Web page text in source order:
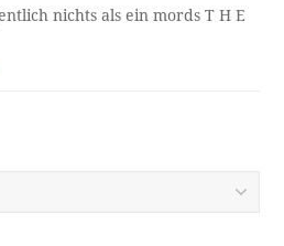
nichts als ein mords T H E